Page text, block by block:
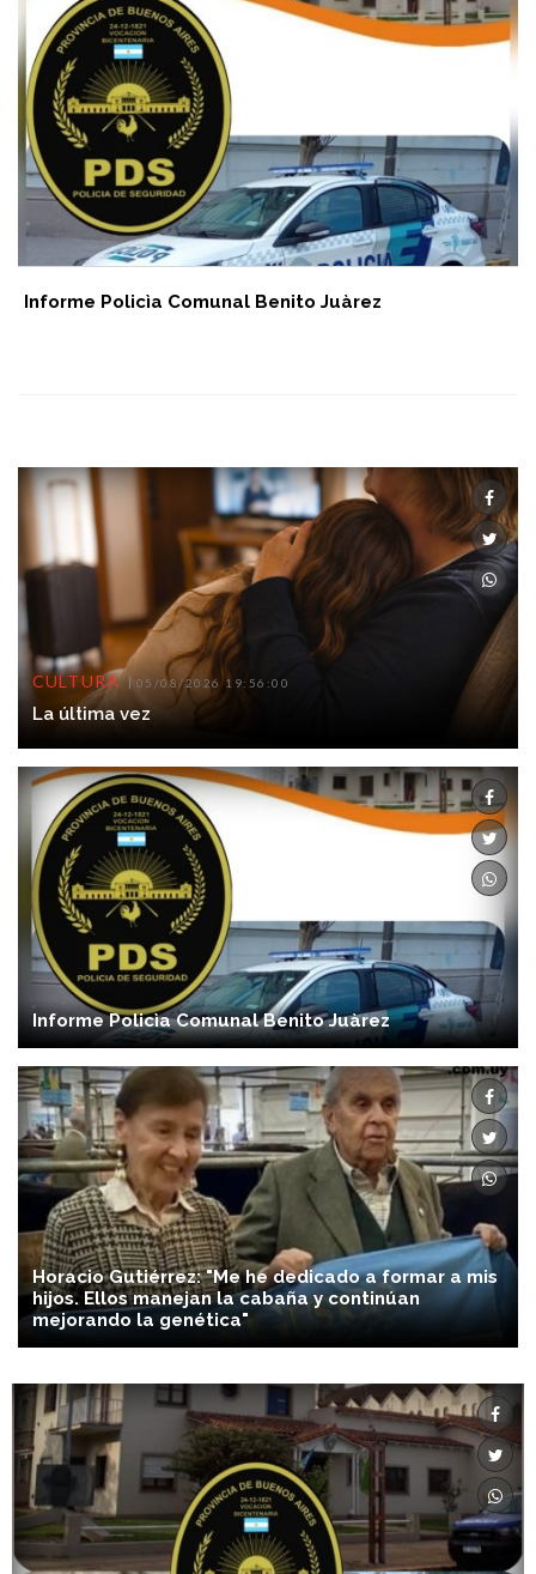
Informe Policìa Comunal Benito Juàrez
CULTURA 05/08/2026 19:56:00
La última vez
Informe Policìa Comunal Benito Juàrez
Horacio Gutiérrez: "Me he dedicado a formar a mis
hijos. Ellos manejan la cabaña y continúan
mejorando la genética"